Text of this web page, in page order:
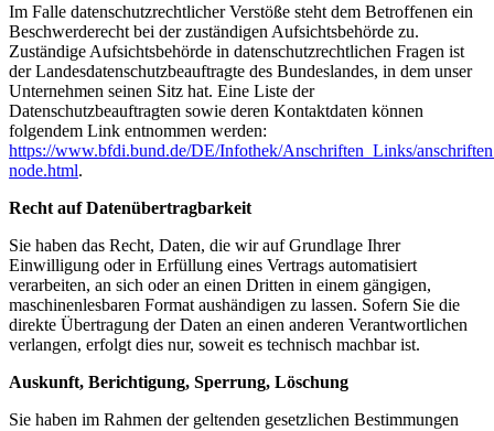
Im Falle datenschutzrechtlicher Verstöße steht dem Betroffenen ein
Beschwerderecht bei der zuständigen Aufsichtsbehörde zu.
Zuständige Aufsichtsbehörde in datenschutzrechtlichen Fragen ist
der Landesdatenschutzbeauftragte des Bundeslandes, in dem unser
Unternehmen seinen Sitz hat. Eine Liste der
Datenschutzbeauftragten sowie deren Kontaktdaten können
folgendem Link entnommen werden:
https://www.bfdi.bund.de/DE/Infothek/Anschriften_Links/
node.html.
Recht auf Datenübertragbarkeit
Sie haben das Recht, Daten, die wir auf Grundlage Ihrer
Einwilligung oder in Erfüllung eines Vertrags automatisiert
verarbeiten, an sich oder an einen Dritten in einem gängigen,
maschinenlesbaren Format aushändigen zu lassen. Sofern Sie die
direkte Übertragung der Daten an einen anderen Verantwortlichen
verlangen, erfolgt dies nur, soweit es technisch machbar ist.
Auskunft, Berichtigung, Sperrung, Löschung
Sie haben im Rahmen der geltenden gesetzlichen Bestimmungen